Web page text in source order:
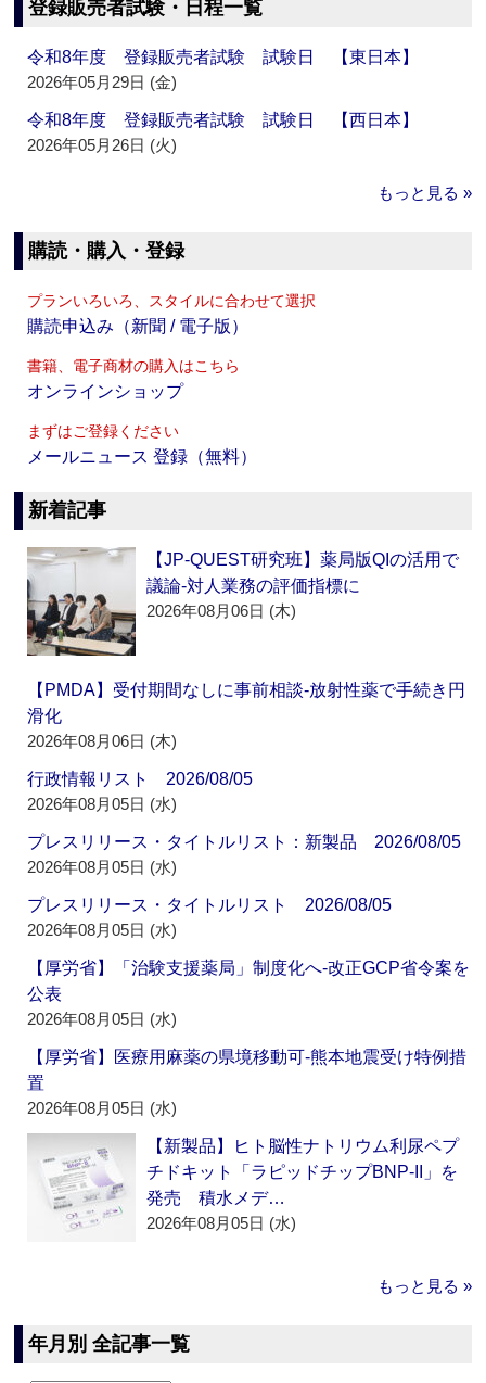
登録販売者試験・日程一覧
令和8年度 登録販売者試験 試験日 【東日本】
2026年05月29日 (金)
令和8年度 登録販売者試験 試験日 【西日本】
2026年05月26日 (火)
もっと見る »
購読・購入・登録
プランいろいろ、スタイルに合わせて選択
購読申込み（新聞 / 電子版）
書籍、電子商材の購入はこちら
オンラインショップ
まずはご登録ください
メールニュース 登録（無料）
新着記事
【JP-QUEST研究班】薬局版QIの活用で
議論‐対人業務の評価指標に
2026年08月06日 (木)
【PMDA】受付期間なしに事前相談‐放射性薬で手続き円
滑化
2026年08月06日 (木)
行政情報リスト 2026/08/05
2026年08月05日 (水)
プレスリリース・タイトルリスト：新製品 2026/08/05
2026年08月05日 (水)
プレスリリース・タイトルリスト 2026/08/05
2026年08月05日 (水)
【厚労省】「治験支援薬局」制度化へ‐改正GCP省令案を
公表
2026年08月05日 (水)
【厚労省】医療用麻薬の県境移動可‐熊本地震受け特例措
置
2026年08月05日 (水)
【新製品】ヒト脳性ナトリウム利尿ペプ
チドキット「ラピッドチップBNP-II」を
発売 積水メデ…
2026年08月05日 (水)
もっと見る »
年月別 全記事一覧